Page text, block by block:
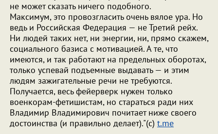
не может сказать ничего подобного.
Максимум, это провозгласить очень вялое ура. Но
ведь и Российская Федерация — не Третий рейх.
Ни людей таких нет, ни энергии, ни, прямо скажем,
социального базиса с мотивацией. А те, что
имеются, и так работают на предельных оборотах,
только успевай подъемные выдавать — и этим
людям зажигательные речи не требуются.
Получается, весь фейерверк нужен только
военкорам-фетишистам, но стараться ради них
Владимир Владимирович почитает ниже своего
достоинства (и правильно делает)."(с) t.me